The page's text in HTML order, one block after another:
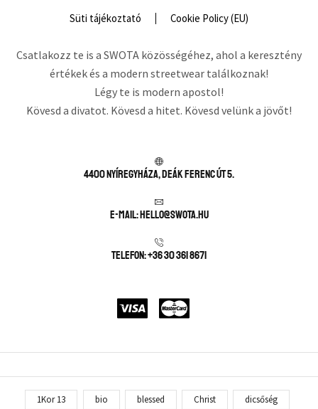
Süti tájékoztató Cookie Policy (EU)
Csatlakozz te is a SWOTA közösségéhez, ahol a keresztény
értékek és a modern streetwear találkoznak!
Légy te is modern apostol!
Kövesd a divatot. Kövesd a hitet. Kövesd velünk a jövőt!
4400 Nyíregyháza, Deák Ferenc út 5.
E-mail: hello@swota.hu
Telefon: +36 30 361 8671
1Kor 13 bio blessed Christ dicsőség